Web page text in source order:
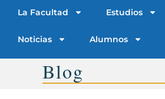
La Facultad Estudios
Noticias Alumnos
Blog